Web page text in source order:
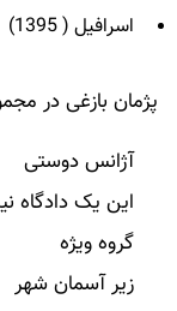
اسرافیل ( 1395)
پژمان بازغی در
آژانس دوستی
این یک دادگاه
گروه ویژه
زیر آسمان شهر